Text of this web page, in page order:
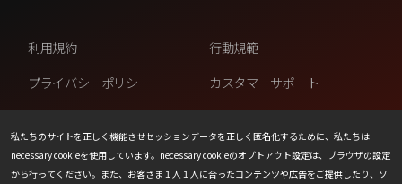
私たちのサイトを正しく機能させセッションデータを正しく匿名化するために、私たちは
necessary cookieを使用しています。necessary cookieのオプトアウト設定は、ブラウザの設定
から行ってください。また、お客さま１人１人に合ったコンテンツや広告をご提供したり、ソ
利用規約
行動規範
プライバシーポリシー
カスタマーサポート
ファンコンテンツ・ポリシー
個人情報の販売や共有を許可し
ない
COOKIE
プレスリリース